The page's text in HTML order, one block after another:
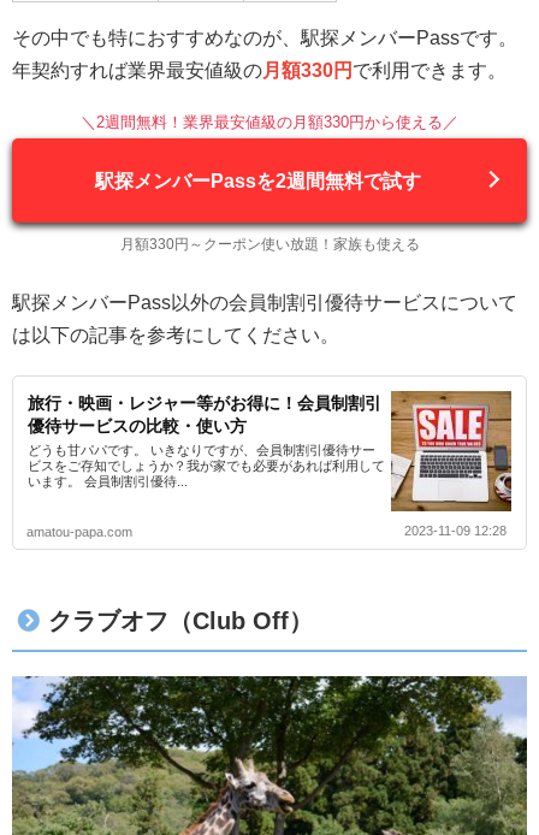
その中でも特におすすめなのが、駅探メンバーPassです。
年契約すれば業界最安値級の月額330円 で利用できます。
＼2週間無料！業界最安値級の月額330円から使える／
駅探メンバーPassを2週間無料で試す
月額330円～クーポン使い放題！家族も使える
駅探メンバーPass以外の会員制割引優待サービスについて
は以下の記事を参考にしてください。
旅行・映画・レジャー等がお得に！会員制割引
優待サービスの比較・使い方
どうも甘パパです。 いきなりですが、会員制割引優待サー
ビスをご存知でしょうか？我が家でも必要があれば利用して
います。 会員制割引優待...
amatou-papa.com 2023-11-09 12:28
クラブオフ（Club Off）